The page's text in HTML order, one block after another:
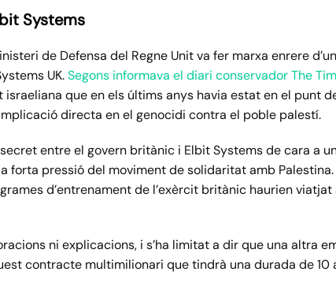
Systems
de Defensa del Regne Unit va fer marxa enrere d’un
UK.Segons informava el diari conservador The
que en els últims anys havia estat en el punt
directa en el genocidi contra el poble palestí.
entre el govern britànic i Elbit Systems de cara a
pressió del moviment de solidaritat amb Palestina.
d’entrenament de l’exèrcit britànic haurien viatjat
ni explicacions, i s’ha limitat a dir que una altra
contracte multimilionari que tindrà una durada de 10